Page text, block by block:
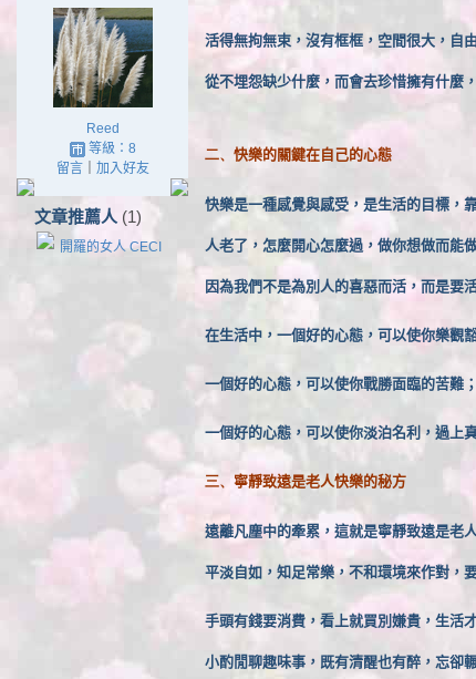
Reed
等級：8
留言｜ 加入好友
文章推薦人 (1)
開羅的女人 CECI
活得無拘無束，沒有框框，空間很大，自
從不埋怨缺少什麼，而會去珍惜擁有什麼
二、 快樂的關鍵在自己的心態
快樂是一種感覺與感受，是生活的目標，
人老了，怎麼開心怎麼過，做你想做而能
因為我們不是為別人的喜惡而活，而是要
在生活中，一個好的心態，可以使你樂觀
一個好的心態，可以使你戰勝面臨的苦難；
一個好的心態，可以使你淡泊名利，過上
三、 寧靜致遠是老人快樂的秘方
遠離凡塵中的牽累，這就是寧靜致遠是老
平淡自如，知足常樂，不和環境來作對，
手頭有錢要消費，看上就買別嫌貴，生活
小酌閒聊趣味事，既有清醒也有醉，忘卻